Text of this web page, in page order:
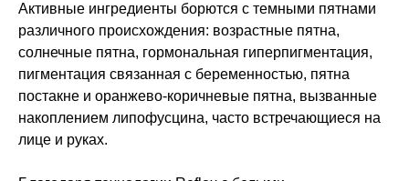
Активные ингредиенты борются с темными пятнами
различного происхождения: возрастные пятна,
солнечные пятна, гормональная гиперпигментация,
пигментация связанная с беременностью, пятна
постакне и оранжево-коричневые пятна, вызванные
накоплением липофусцина, часто встречающиеся на
лице и руках.